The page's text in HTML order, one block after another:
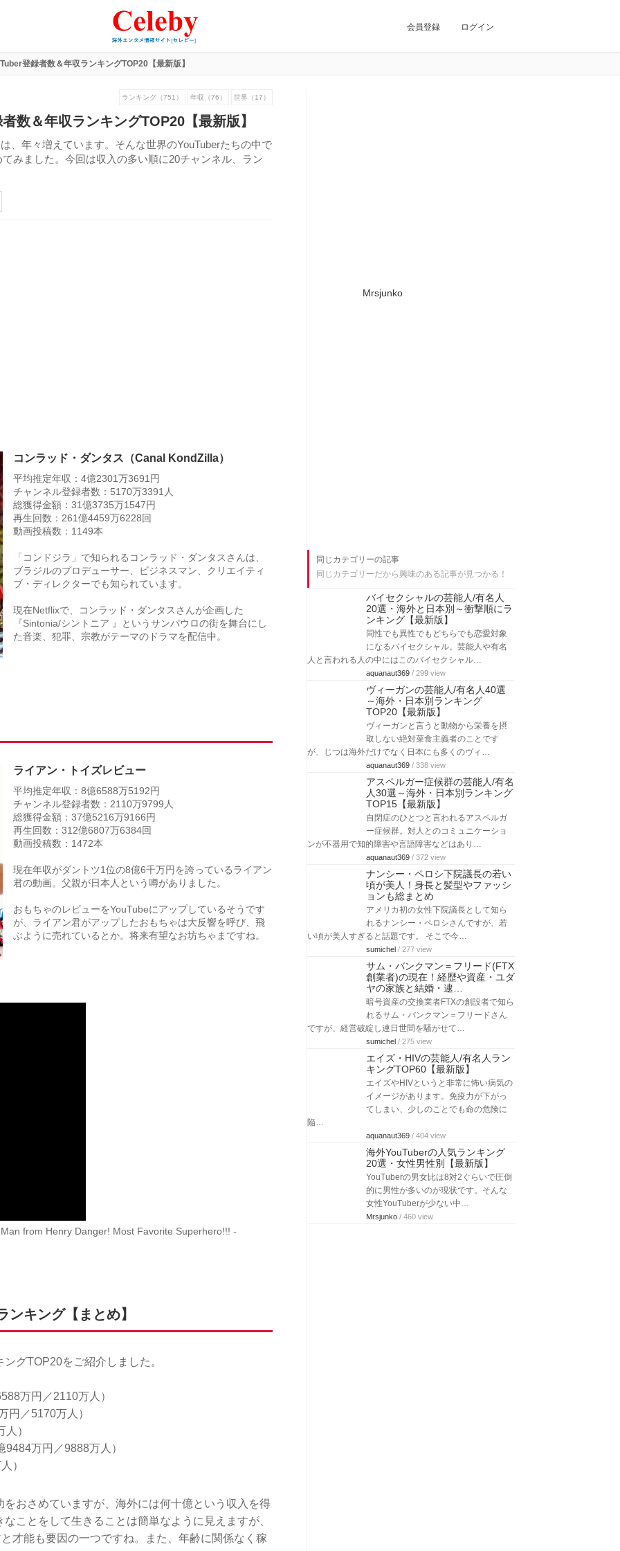
会員登録 ログイン
登録者数＆年収ランキングTOP20【最新版】
ランキング（751） 年収（76） 世界（17）
数＆年収ランキングTOP20【最新版】
、年々増えています。そんな世界のYouTuberたちの中で
みました。今回は収入の多い順に20チャンネル、ラン
コンラッド・ダンタス（Canal KondZilla）
平均推定年収：4億2301万3691円
チャンネル登録者数：5170万3391人
総獲得金額：31億3735万1547円
再生回数：261億4459万6228回
動画投稿数：1149本
「コンドジラ」で知られるコンラッド・ダンタスさんは、
ブラジルのプロデューサー、ビジネスマン、クリエイティ
ブ・ディレクターでも知られています。
現在Netflixで、コンラッド・ダンタスさんが企画した
『Sintonia/シントニア 』というサンパウロの街を舞台にし
た音楽、犯罪、宗教がテーマのドラマを配信中。
ライアン・トイズレビュー
平均推定年収：8億6588万5192円
チャンネル登録者数：2110万9799人
総獲得金額：37億5216万9166円
再生回数：312億6807万6384回
動画投稿数：1472本
現在年収がダントツ1位の8億6千万円を誇っているライアン
君の動画。父親が日本人という噂がありました。
おもちゃのレビューをYouTubeにアップしているそうです
が、ライアン君がアップしたおもちゃは大反響を呼び、飛
ぶように売れているとか。将来有望なお坊ちゃまですね。
from Henry Danger! Most Favorite Superhero!!! -
キング【まとめ】
グTOP20をご紹介しました。
万円／2110万人）
円／5170万人）
）
万円／9888万人）
）
おさめていますが、海外には何十億という収入を得
ことをして生きることは簡単なように見えますが、
才能も要因の一つですね。また、年齢に関係なく稼
Mrsjunko
同じカテゴリーの記事
同じカテゴリーだから興味のある記事が見つかる！
バイセクシャルの芸能人/有名人
20選・海外と日本別～衝撃順にラ
ンキング【最新版】
同性でも異性でもどちらでも恋愛対象
になるバイセクシャル。芸能人や有名
人と言われる人の中にはこのバイセクシャル…
aquanaut369 / 299 view
ヴィーガンの芸能人/有名人40選
～海外・日本別ランキング
TOP20【最新版】
ヴィーガンと言うと動物から栄養を摂
取しない絶対菜食主義者のことです
が、じつは海外だけでなく日本にも多くのヴィ…
aquanaut369 / 338 view
アスペルガー症候群の芸能人/有名
人30選～海外・日本別ランキング
TOP15【最新版】
自閉症のひとつと言われるアスペルガ
ー症候群。対人とのコミュニケーショ
ンが不器用で知的障害や言語障害などはあり…
aquanaut369 / 372 view
ナンシー・ペロシ下院議長の若い
頃が美人！身長と髪型やファッシ
ョンも総まとめ
アメリカ初の女性下院議長として知ら
れるナンシー・ペロシさんですが、若
い頃が美人すぎると話題です。 そこで今…
sumichel / 277 view
サム・バンクマン＝フリード(FTX
創業者)の現在！経歴や資産・ユダ
ヤの家族と結婚・逮…
暗号資産の交換業者FTXの創設者で知ら
れるサム・バンクマン＝フリードさん
ですが、経営破綻し連日世間を騒がせて…
sumichel / 275 view
エイズ・HIVの芸能人/有名人ラン
キングTOP60【最新版】
エイズやHIVというと非常に怖い病気の
イメージがあります。免疫力が下がっ
てしまい、少しのことでも命の危険に
陥…
aquanaut369 / 404 view
海外YouTuberの人気ランキング
20選・女性男性別【最新版】
YouTuberの男女比は8対2ぐらいで圧倒
的に男性が多いのが現状です。そんな
女性YouTuberが少ない中…
Mrsjunko / 460 view